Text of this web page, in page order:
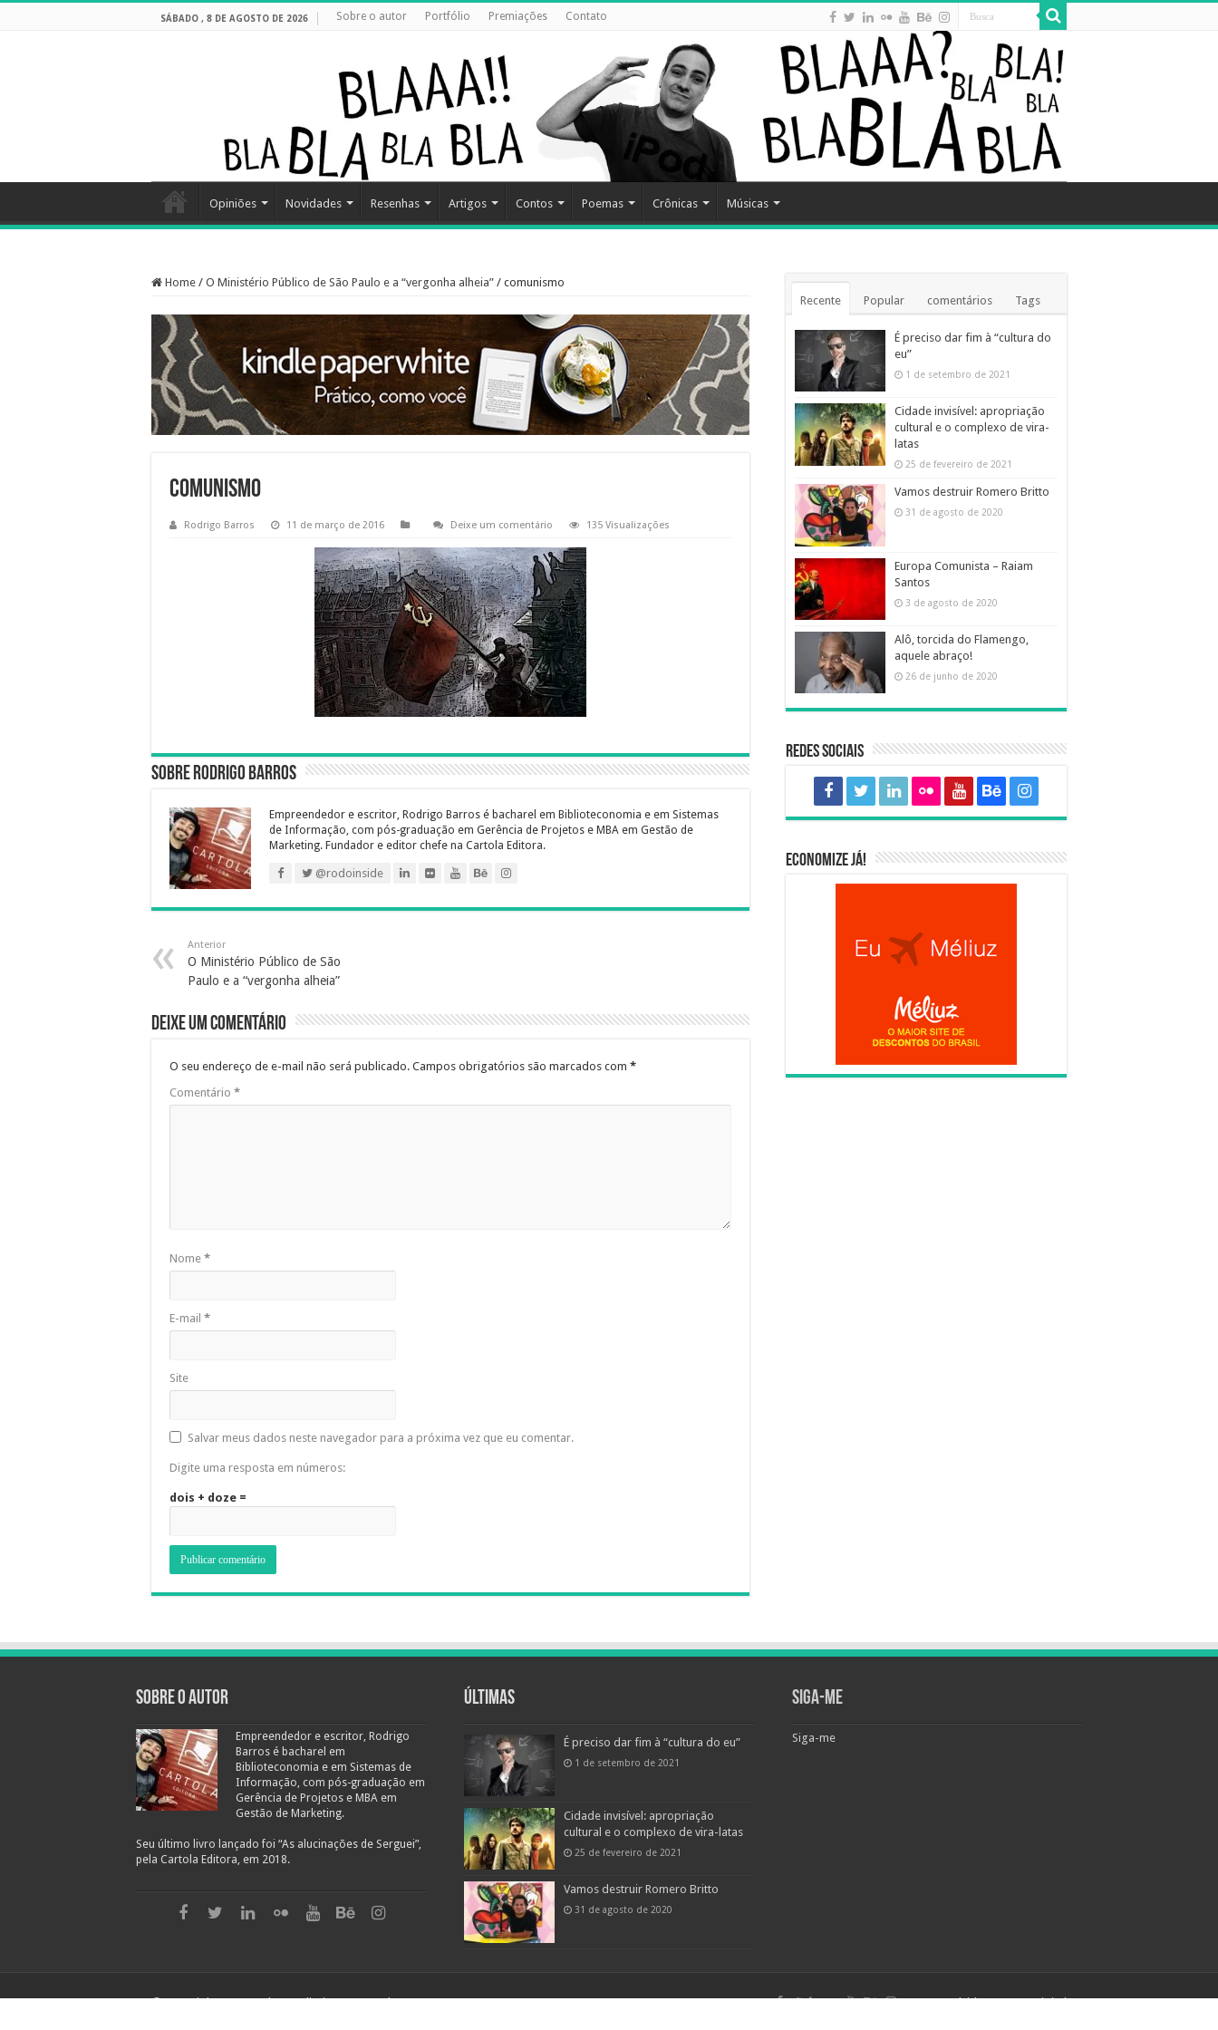
SÁBADO , 8 DE AGOSTO DE 2026 Sobre o autor Portfólio Premiações Contato
Opiniões Novidades Resenhas Artigos Contos Poemas Crônicas Músicas
Home / O Ministério Público de São Paulo e a “vergonha alheia” / comunismo
comunismo
Rodrigo Barros 11 de março de 2016 Deixe um comentário 135 Visualizações
Sobre Rodrigo Barros
Empreendedor e escritor, Rodrigo Barros é bacharel em Biblioteconomia e em Sistemas
de Informação, com pós-graduação em Gerência de Projetos e MBA em Gestão de
Marketing. Fundador e editor chefe na Cartola Editora.
@rodoinside
Anterior
O Ministério Público de São
Paulo e a “vergonha alheia”
Deixe um comentário
O seu endereço de e-mail não será publicado. Campos obrigatórios são marcados com *
Comentário *
Nome *
E-mail *
Site
Salvar meus dados neste navegador para a próxima vez que eu comentar.
Digite uma resposta em números:
dois + doze =
Recente Popular comentários Tags
É preciso dar fim à “cultura do
eu”
1 de setembro de 2021
Cidade invisível: apropriação
cultural e o complexo de vira-
latas
25 de fevereiro de 2021
Vamos destruir Romero Britto
31 de agosto de 2020
Europa Comunista – Raiam
Santos
3 de agosto de 2020
Alô, torcida do Flamengo,
aquele abraço!
26 de junho de 2020
Redes sociais
Economize já!
Sobre o autor
Empreendedor e escritor, Rodrigo
Barros é bacharel em
Biblioteconomia e em Sistemas de
Informação, com pós-graduação em
Gerência de Projetos e MBA em
Gestão de Marketing.
Seu último livro lançado foi “As alucinações de Serguei”,
pela Cartola Editora, em 2018.
Últimas
É preciso dar fim à “cultura do eu”
1 de setembro de 2021
Cidade invisível: apropriação
cultural e o complexo de vira-latas
25 de fevereiro de 2021
Vamos destruir Romero Britto
31 de agosto de 2020
Siga-me
Siga-me
Desenvolvido porPDA Digital
© Copyright 2026, Todos os direitos reservados.